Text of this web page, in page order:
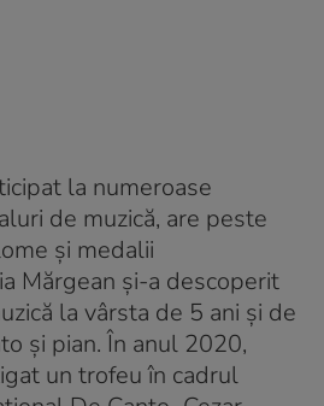
la numeroase
de muzică, are peste
și medalii
Mărgean și-a descoperit
la vârsta de 5 ani și de
și pian. În anul 2020,
un trofeu în cadrul